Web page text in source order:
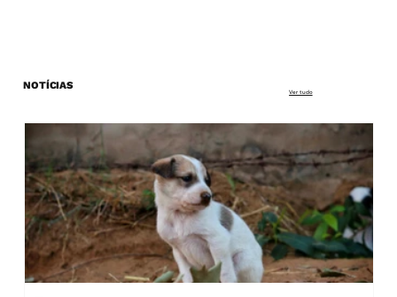
NOTÍCIAS
Ver tudo